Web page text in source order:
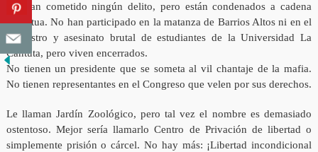
No han cometido ningún delito, pero están condenados a cadena
perpetua. No han participado en la matanza de Barrios Altos ni en el
secuestro y asesinato brutal de estudiantes de la Universidad La
Cantuta, pero viven encerrados.
No tienen un presidente que se someta al vil chantaje de la mafia.
No tienen representantes en el Congreso que velen por sus derechos.
Le llaman Jardín Zoológico, pero tal vez el nombre es demasiado
ostentoso. Mejor sería llamarlo Centro de Privación de libertad o
simplemente prisión o cárcel. No hay más: ¡Libertad incondicional